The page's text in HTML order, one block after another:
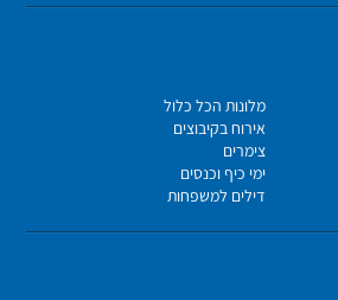
מלונות הכל כלול
אירוח בקיבוצים
צימרים
ימי כיף וכנסים
דילים למשפחות